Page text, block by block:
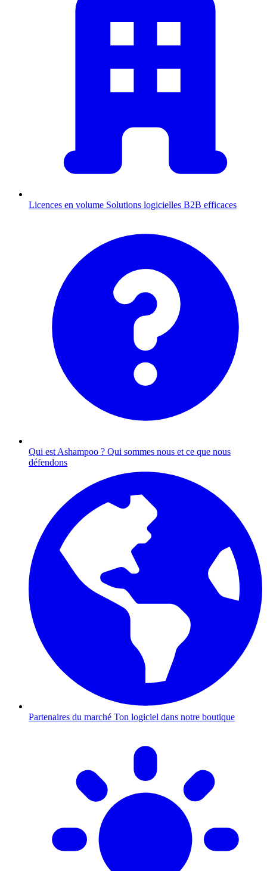
Licences en volume Solutions logicielles B2B efficaces
Qui est Ashampoo ? Qui sommes nous et ce que nous
défendons
Partenaires du marché Ton logiciel dans notre boutique